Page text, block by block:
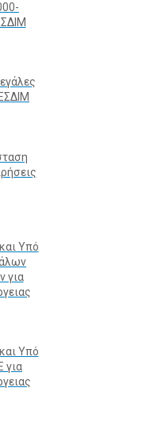
Υπό
για
Υπό
για